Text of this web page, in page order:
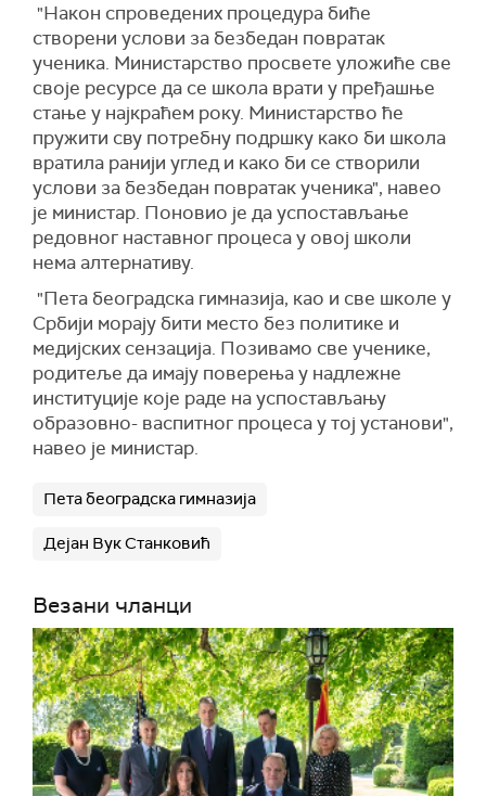
"Након спроведених процедура биће
створени услови за безбедан повратак
ученика. Министарство просвете уложиће све
своје ресурсе да се школа врати у пређашње
стање у најкраћем року. Министарство ће
пружити сву потребну подршку како би школа
вратила ранији углед и како би се створили
услови за безбедан повратак ученика", навео
је министар. Поновио је да успостављање
редовног наставног процеса у овој школи
нема алтернативу.
"Пета београдска гимназија, као и све школе у
Србији морају бити место без политике и
медијских сензација. Позивамо све ученике,
родитеље да имају поверења у надлежне
институције које раде на успостављању
образовно- васпитног процеса у тој установи",
навео је министар.
Пета београдска гимназија
Дејан Вук Станковић
Везани чланци